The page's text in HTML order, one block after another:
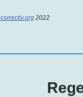
correctiv.org2022